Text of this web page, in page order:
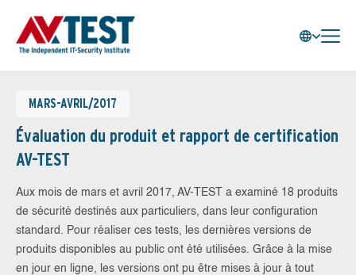
MARS-AVRIL/2017
Évaluation du produit et rapport de certification
AV-TEST
Aux mois de mars et avril 2017, AV-TEST a examiné 18 produits
de sécurité destinés aux particuliers, dans leur configuration
standard. Pour réaliser ces tests, les dernières versions de
produits disponibles au public ont été utilisées. Grâce à la mise
en jour en ligne, les versions ont pu être mises à jour à tout